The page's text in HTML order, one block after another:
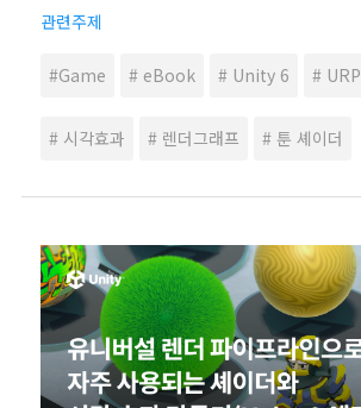
관련주제
#Game # eBook # Unity 6 # URP
# 시각효과 # 렌더그래프
# 툰 셰이더